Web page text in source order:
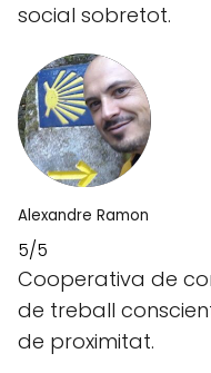
social sobretot.
Alexandre Ramon
5/5
Cooperativa de
de treball
de proximitat.